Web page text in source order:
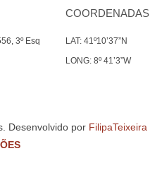
3º Esq
COORDENADAS
LAT: 41º10’37”N
LONG: 8º 41’3”W
Desenvolvido por FilipaTeixeira